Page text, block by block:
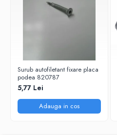
Surub autofiletant fixare placa
podea 820787
5,77 Lei
Adauga in cos